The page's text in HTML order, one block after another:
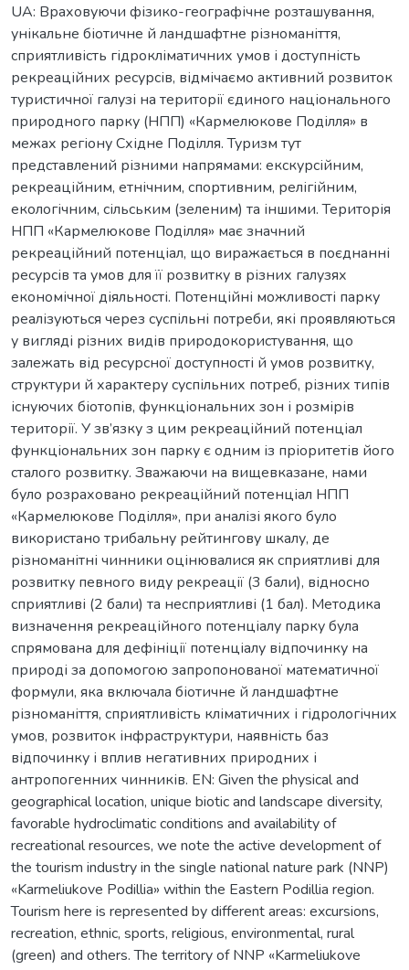
UA: Враховуючи фізико-географічне розташування,
унікальне біотичне й ландшафтне різноманіття,
сприятливість гідрокліматичних умов і доступність
рекреаційних ресурсів, відмічаємо активний розвиток
туристичної галузі на території єдиного національного
природного парку (НПП) «Кармелюкове Поділля» в
межах регіону Східне Поділля. Туризм тут
представлений різними напрямами: екскурсійним,
рекреаційним, етнічним, спортивним, релігійним,
екологічним, сільським (зеленим) та іншими. Територія
НПП «Кармелюкове Поділля» має значний
рекреаційний потенціал, що виражається в поєднанні
ресурсів та умов для її розвитку в різних галузях
економічної діяльності. Потенційні можливості парку
реалізуються через суспільні потреби, які проявляються
у вигляді різних видів природокористування, що
залежать від ресурсної доступності й умов розвитку,
структури й характеру суспільних потреб, різних типів
існуючих біотопів, функціональних зон і розмірів
території. У зв’язку з цим рекреаційний потенціал
функціональних зон парку є одним із пріоритетів його
сталого розвитку. Зважаючи на вищевказане, нами
було розраховано рекреаційний потенціал НПП
«Кармелюкове Поділля», при аналізі якого було
використано трибальну рейтингову шкалу, де
різноманітні чинники оцінювалися як сприятливі для
розвитку певного виду рекреації (3 бали), відносно
сприятливі (2 бали) та несприятливі (1 бал). Методика
визначення рекреаційного потенціалу парку була
спрямована для дефініції потенціалу відпочинку на
природі за допомогою запропонованої математичної
формули, яка включала біотичне й ландшафтне
різноманіття, сприятливість кліматичних і гідрологічних
умов, розвиток інфраструктури, наявність баз
відпочинку і вплив негативних природних і
антропогенних чинників. EN: Given the physical and
geographical location, unique biotic and landscape diversity,
favorable hydroclimatic conditions and availability of
recreational resources, we note the active development of
the tourism industry in the single national nature park (NNP)
«Karmeliukove Podillia» within the Eastern Podillia region.
Tourism here is represented by different areas: excursions,
recreation, ethnic, sports, religious, environmental, rural
(green) and others. The territory of NNP «Karmeliukove